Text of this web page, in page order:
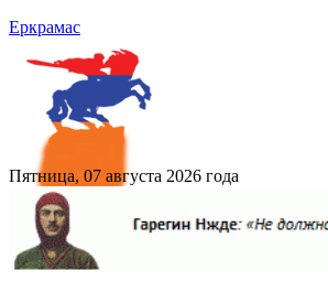
Еркрамас
Пятница, 07 августа 2026 года